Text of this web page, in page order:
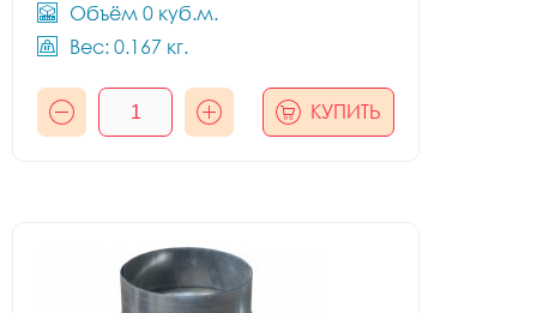
Объём 0 куб.м.
Вес: 0.167 кг.
КУПИТЬ